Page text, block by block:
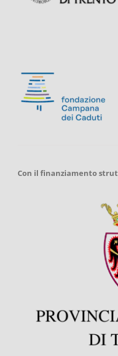
Con il finanziamento